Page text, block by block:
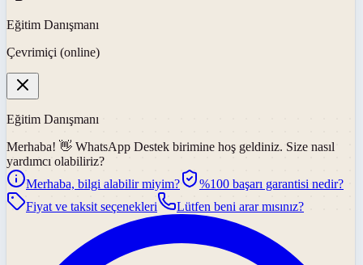
Eğitim Danışmanı
Çevrimiçi (online)
Eğitim Danışmanı
Merhaba! 👋 WhatsApp Destek birimine hoş geldiniz. Size nasıl
yardımcı olabiliriz?
Merhaba, bilgi alabilir miyim?
%100 başarı garantisi nedir?
Fiyat ve taksit seçenekleri
Lütfen beni arar mısınız?